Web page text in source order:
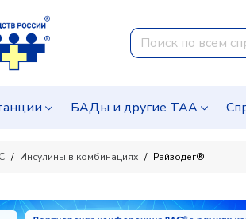
БАДы и другие ТАА
Инсулины в комбинациях Райзодег®